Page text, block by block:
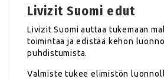
Livizit Suomi edut
Livizit Suomi auttaa tukemaan
toimintaa ja edistää kehon
puhdistumista.
Valmiste tukee elimistön